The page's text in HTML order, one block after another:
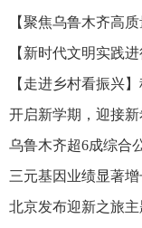
【聚焦乌鲁木齐高
【新时代文明实践
开启新学期，迎接
北京发布迎新之旅